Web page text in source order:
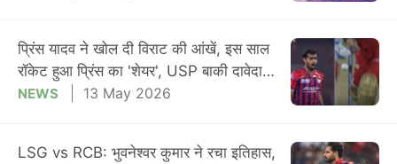
प्रिंस यादव ने खोल दी विराट की आंखें, इस साल
रॉकेट हुआ प्रिंस का 'शेयर', USP बाकी दावेदारों
से है अलग
NEWS 13 May 2026
LSG vs RCB: भुवनेश्वर कुमार ने रचा इतिहास,